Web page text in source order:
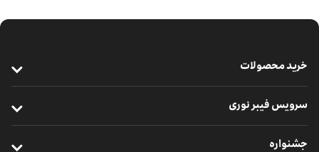
خرید محصولات
خرید سیم‌کارت
خرید مودم
سرویس فیبر نوری
معرفی فیبر نوری
جشنواره